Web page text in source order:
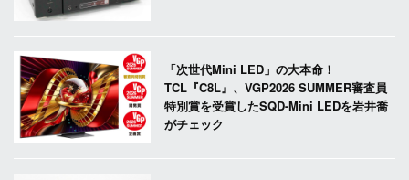
「次世代Mini LED」の大本命！
TCL『C8L』、VGP2026 SUMMER審査員
特別賞を受賞したSQD-Mini LEDを岩井喬
がチェック